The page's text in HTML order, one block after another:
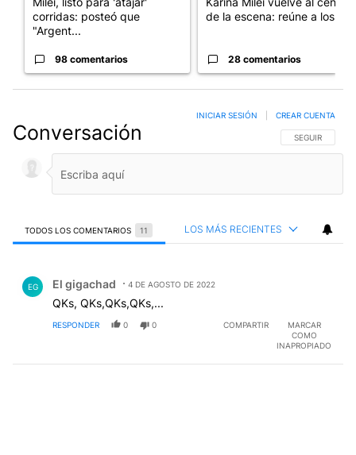
corridas: posteó que
"Argent...
98 comentarios
de la escena: reúne a los...
28 comentarios
Conversación SIGA ESTA
SEGUIR
INICIAR SESIÓN CREAR CUENTA
TODOS LOS COMENTARIOS 11 LOS MÁS RECIENTES
EG El gigachad 4 DE AGOSTO DE 2022
QKs, QKs,QKs,QKs,...
RESPONDER 0 0 COMPARTIR
MARCAR
COMO
INAPROPIADO